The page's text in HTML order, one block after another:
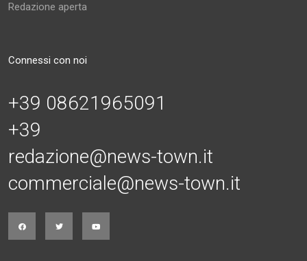
Redazione aperta
Connessi con noi
+39 08621965091
+39
redazione@news-town.it
commerciale@news-town.it